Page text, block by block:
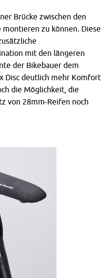
Brücke zwischen den
zu können. Diese
mit den längeren
der Bikebauer dem
Disc deutlich mehr Komfort
die Möglichkeit, die
von 28mm-Reifen noch